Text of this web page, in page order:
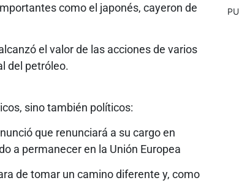
como el japonés, cayeron de
el valor de las acciones de varios
del petróleo.
sino también políticos:
que renunciará a su cargo en
a permanecer en la Unión Europea
de tomar un camino diferente y, como